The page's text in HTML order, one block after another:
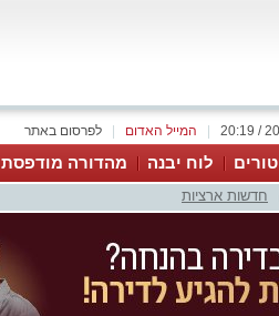
לפרסום באתר המייל האדום
טורים לוח יבנה מהדורה מודפסת
חדשות ארציות